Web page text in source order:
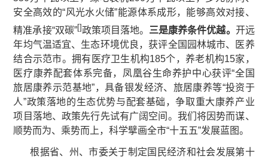
安全高效的“风光水火储”能源体系成形，能够高效对接、
精准承接“双碳”[]政策项目落地。 三是康养条件优越。 开远
年均气温适宜、生态环境优良，获评全国园林城市、医养
结合示范市。拥有医疗卫生机构185个，养老机构15家，
医疗康养配套体系完备，凤凰谷生命养护中心获评“全国
旅居康养示范基地”，具备银发经济、旅居康养等“投资于
人”政策落地的生态优势与配套基础，争取重大康养产业
项目落地、政策先行先试有广阔空间。我们将因势而谋、
顺势而为、乘势而上，科学擘画全市“十五五”发展蓝图。
根据省、州、市委关于制定国民经济和社会发展第十